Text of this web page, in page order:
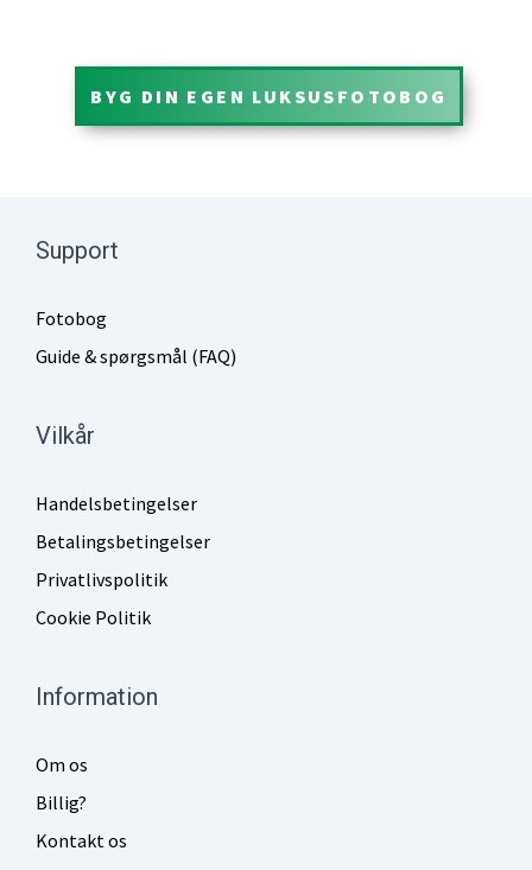
BYG DIN EGEN LUKSUSFOTOBOG
Support
Fotobog
Guide & spørgsmål (FAQ)
Vilkår
Handelsbetingelser
Betalingsbetingelser
Privatlivspolitik
Cookie Politik
Information
Om os
Billig?
Kontakt os